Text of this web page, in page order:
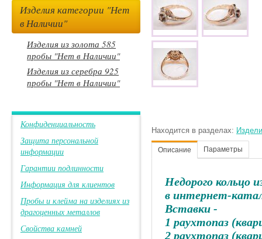
Находится в разделах:
Описание Параметры
Недорого кольцо
в интернет-
Вставки -
1 раухтопаз
2 раухтопаз
Изделия категории "Нет
в Наличии"
Изделия из золота 585
пробы "Нет в Наличии"
Изделия из серебра 925
пробы "Нет в Наличии"
Конфиденциальность
Защита персональной
информации
Гарантии подлинности
Информация для клиентов
Пробы и клейма на изделиях из
драгоценных металлов
Свойства камней